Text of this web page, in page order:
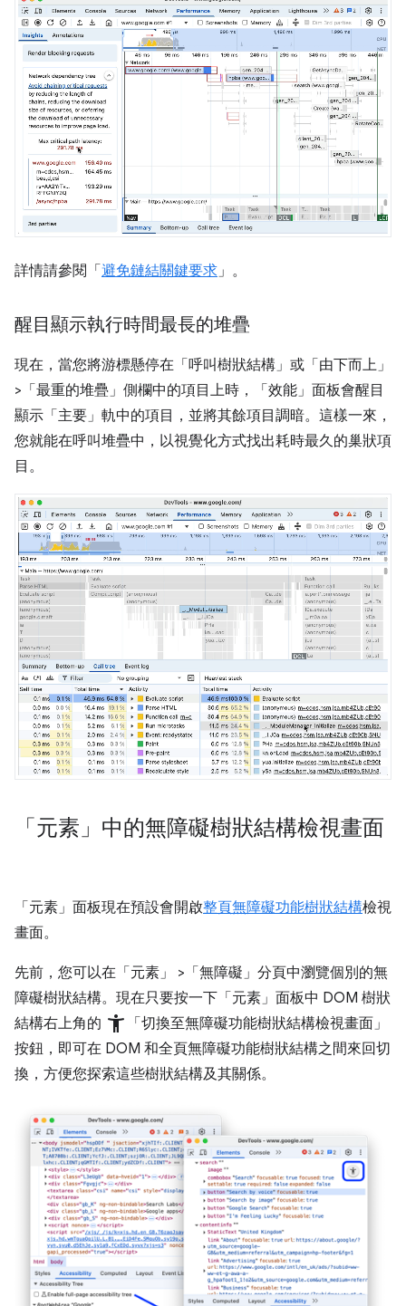
詳情請參閱「 避免鏈結關鍵要求」。
醒目顯示執行時間最長的堆疊
現在，當您將游標懸停在「呼叫樹狀結構」或「由下而上」
>「最重的堆疊」側欄中的項目上時，「效能」面板會醒目
顯示「主要」軌中的項目，並將其餘項目調暗。 這樣一來，
您就能在呼叫堆疊中，以視覺化方式找出耗時最久的巢狀項
目。
「元素」中的無障礙樹狀結構檢視畫面
「元素」 面板現在預設會開啟整頁無障礙功能樹狀結構檢視
畫面。
先前，您可以在「元素」 >「無障礙」 分頁中瀏覽個別的無
障礙樹狀結構。現在只要按一下「元素」面板中 DOM 樹狀
結構右上角的 accessibility_new 「切換至無障礙功能樹狀結構檢視畫面」
按鈕，即可在 DOM 和全頁無障礙功能樹狀結構之間來回切
換，方便您探索這些樹狀結構及其關係。